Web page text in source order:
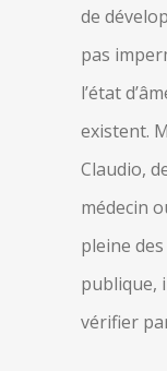
de
pas
l’état
existent.
Claudio,
médecin
pleine
publique,
vérifier